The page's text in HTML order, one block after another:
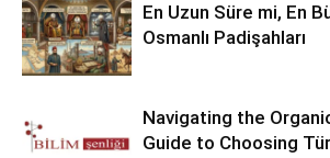
En Uzun Süre mi, En
Osmanlı Padişahları
Navigating the
Guide to Choosing